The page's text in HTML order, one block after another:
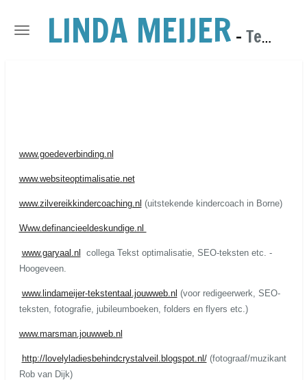
direct
LINDA MEIJER - Tekst, Fotografie & Webdesign
www.goedeverbinding.nl
www.websiteoptimalisatie.net
www.zilvereikkindercoaching.nl (uitstekende kindercoach in Borne)
Www.definancieeldeskundige.nl
www.garyaal.nl
collega Tekst optimalisatie, SEO-teksten etc. -
Hoogeveen.
www.lindameijer-tekstentaal.jouwweb.nl (voor redigeerwerk, SEO-
teksten, fotografie, jubileumboeken, folders en flyers etc.)
www.marsman.jouwweb.nl
http://lovelyladiesbehindcrystalveil.blogspot.nl/(fotograaf/muzikant
Rob van Dijk)